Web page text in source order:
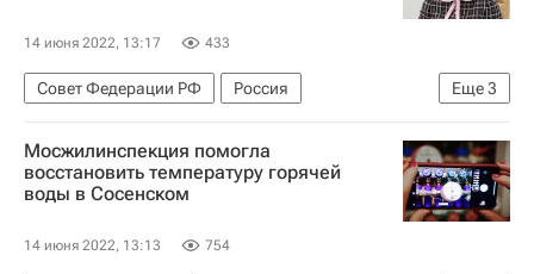
14 июня 2022, 13:17 433
Еще3
Совет Федерации РФ
Россия
Андрей Клишас
Олег Николаев (политик)
Новый Арбат
Мосжилинспекция помогла
восстановить температуру горячей
воды в Сосенском
14 июня 2022, 13:13 754